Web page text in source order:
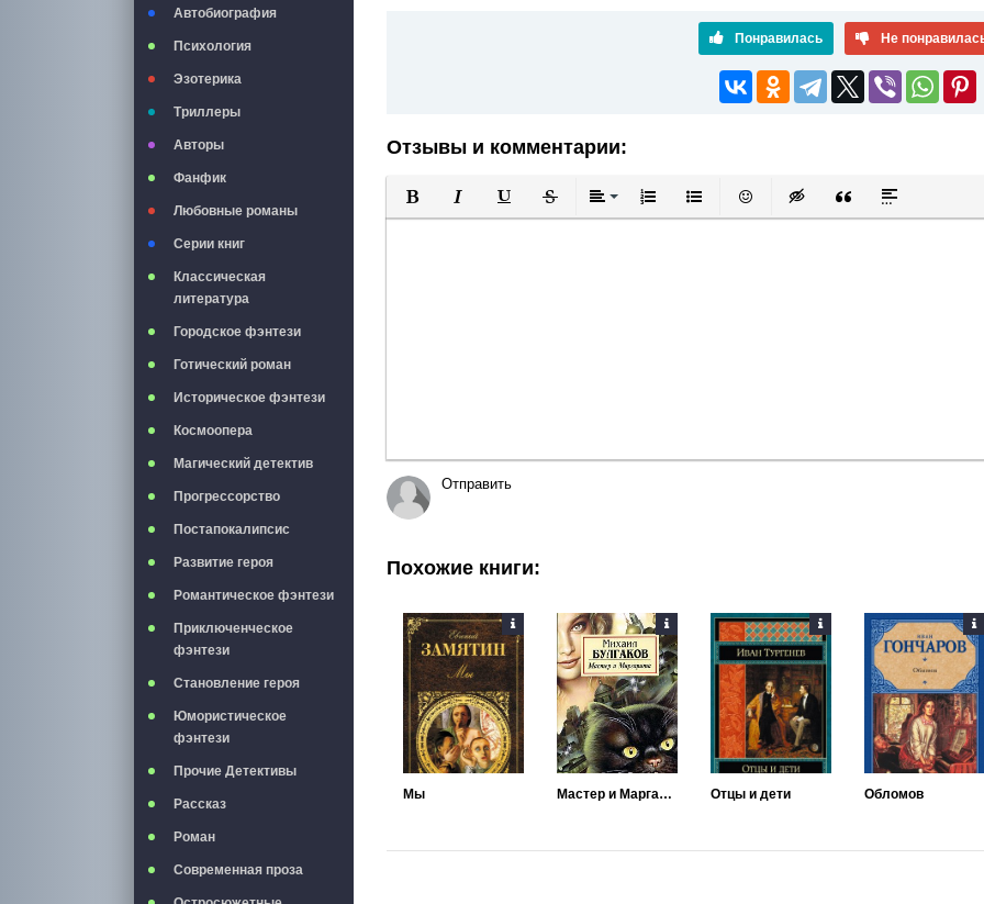
Автобиография
Психология
Эзотерика
Триллеры
Авторы
Фанфик
Любовные романы
Серии книг
Классическая
литература
Городское фэнтези
Готический роман
Историческое фэнтези
Космоопера
Магический детектив
Прогрессорство
Постапокалипсис
Развитие героя
Романтическое фэнтези
Приключенческое
фэнтези
Становление героя
Юмористическое
фэнтези
Прочие Детективы
Рассказ
Роман
Современная проза
Понравилась Не
Отзывы и комментарии:
Полужирный
КурсивПодчеркнутый
ЗачеркнутыйВыравнивание
Нумерованный список
Маркированный список
Вставить смайлик
Вставка скрытого текста
Вставка цитаты
Вставка
Отправить
Похожие книги:
Мы Мастер и Маргарита Отцы и дети Обломов